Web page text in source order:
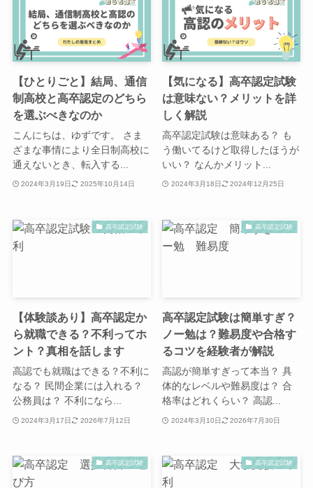
【ひとりごと】結局、通信
制高校と高卒認定のどちら
を選ぶべきなのか
こんにちは、ゆずです。 さま
ざまな事情により全日制高校に
通えないとき、転入する...
2024年3月19日 2025年10月14日
【気になる】高卒認定試験
は意味ない？メリットを詳
しく解説
高卒認定試験は意味ある？ も
う働いてるけど取得したほうが
いい？ なんかメリット...
2024年3月18日 2024年12月25日
高卒認定試験
【体験談あり】高卒認定か
ら就職できる？不利ってホ
ント？真相を話します
高認でも就職はできる？不利に
なる？ 民間企業には入れる？
公務員は？ 不利になら...
2024年3月17日 2026年7月12日
高卒認定試験
高卒認定試験は簡単すぎ？
ノー勉は？難易度や合格す
るコツを経験者が解説
高認が簡単すぎって本当？ 具
体的なレベルや難易度は？ 合
格率はどれくらい？ 高認...
2024年3月10日 2026年7月30日
高卒認定試験 高卒認定試験